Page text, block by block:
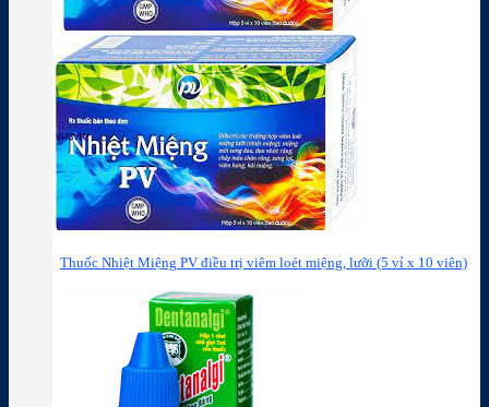
Thuốc Nhiệt Miệng PV điều trị viêm loét miệng, lưỡi (5 vỉ x 10 viên)